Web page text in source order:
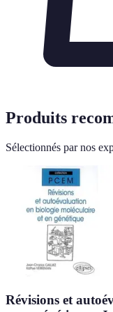
Produits
Sélectionnés par nos
Révisions et